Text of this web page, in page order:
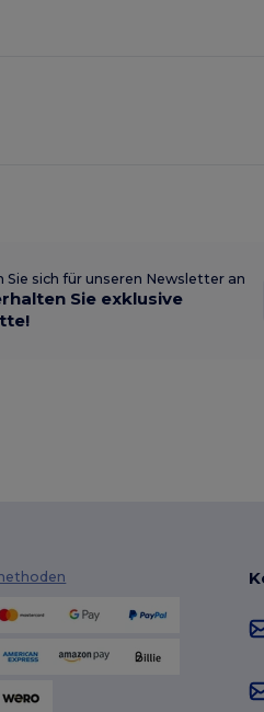
Sie sich für unseren Newsletter an
Sie exklusive